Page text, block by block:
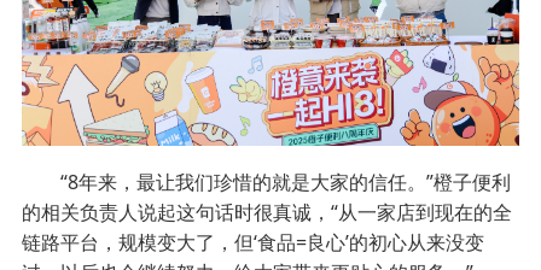
“8年来，最让我们珍惜的就是大家的信任。”橙子便利
的相关负责人说起这句话时很真诚，“从一家店到现在的全
链路平台，规模变大了，但‘食品=良心’的初心从来没变